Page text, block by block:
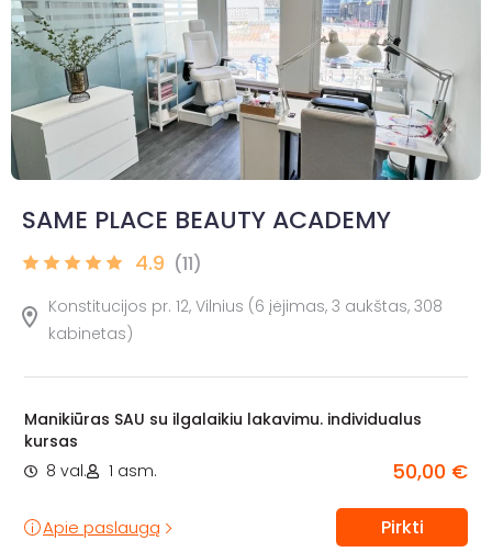
SAME PLACE BEAUTY ACADEMY
4.9 (11)
Konstitucijos pr. 12, Vilnius (6 įėjimas, 3 aukštas, 308
kabinetas)
Manikiūras SAU su ilgalaikiu lakavimu. individualus
kursas
8 val.
1 asm. 50,00 €
Apie paslaugą Pirkti